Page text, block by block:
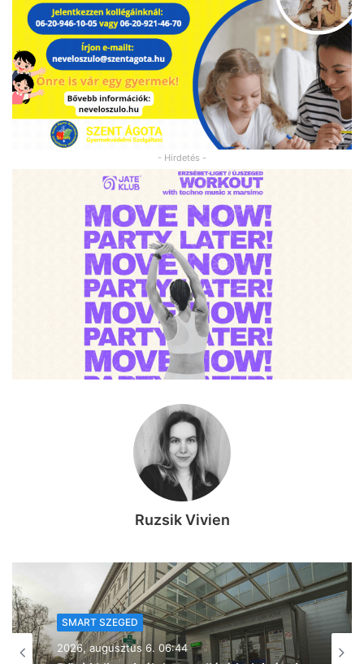
- Hirdetés -
Ruzsik Vivien
SMART SZEGED
2026, augusztus 5. 20:32